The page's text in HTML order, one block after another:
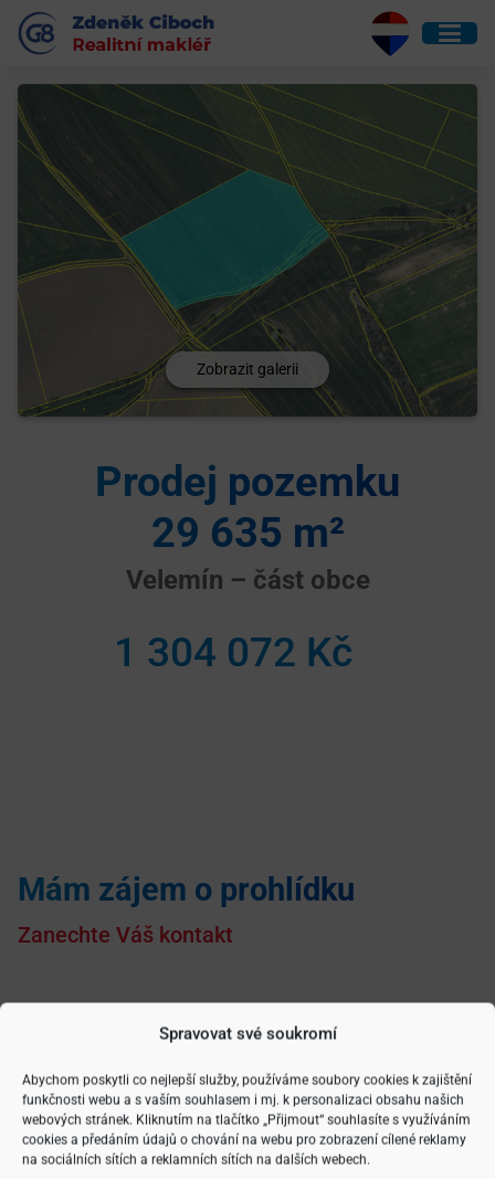
Spravovat své soukromí
Abychom poskytli co nejlepší služby, používáme soubory cookies k zajištění
funkčnosti webu a s vaším souhlasem i mj. k personalizaci obsahu našich
webových stránek. Kliknutím na tlačítko „Přijmout“ souhlasíte s využíváním
cookies a předáním údajů o chování na webu pro zobrazení cílené reklamy
na sociálních sítích a reklamních sítích na dalších webech.
Zobrazit galerii
Prodej pozemku
29 635 m²
Velemín – část obce
1 304 072 Kč
Mám zájem o prohlídku
Zanechte Váš kontakt